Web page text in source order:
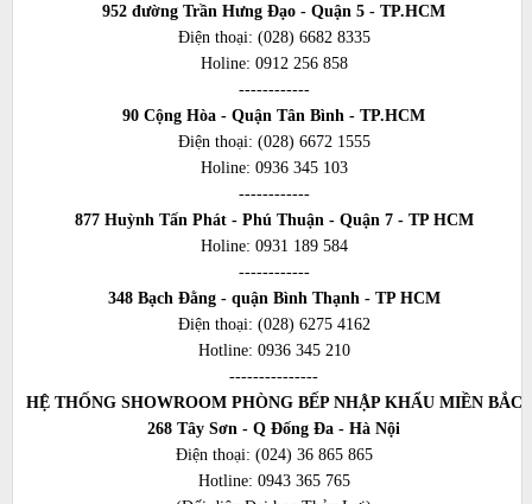
952 đường Trần Hưng Đạo - Quận 5 - TP.HCM
Điện thoại: (028) 6682 8335
Holine: 0912 256 858
------------
90 Cộng Hòa - Quận Tân Bình - TP.HCM
Điện thoại: (028) 6672 1555
Holine: 0936 345 103
------------
877 Huỳnh Tấn Phát - Phú Thuận - Quận 7 - TP HCM
Holine: 0931 189 584
------------
348 Bạch Đằng - quận Bình Thạnh - TP HCM
Điện thoại: (028) 6275 4162
Hotline: 0936 345 210
---------------
HỆ THỐNG SHOWROOM PHÒNG BẾP NHẬP KHẨU MIỀN BẮC
268 Tây Sơn - Q Đống Đa - Hà Nội
Điện thoại: (024) 36 865 865
Hotline: 0943 365 765